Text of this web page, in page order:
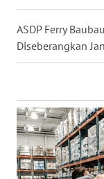
ASDP Ferry
Diseberangkan
DANAU
TOBA
WN
LANGKAT